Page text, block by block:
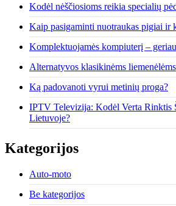
Kodėl nėščiosioms reikia specialių
Kaip pasigaminti nuotraukas pigiai ir
Komplektuojamės kompiuterį –
Alternatyvos klasikinėms liemenėlėms
Ką padovanoti vyrui metinių proga?
IPTV Televizija: Kodėl Verta Rinktis
Lietuvoje?
Kategorijos
Auto-moto
Be kategorijos